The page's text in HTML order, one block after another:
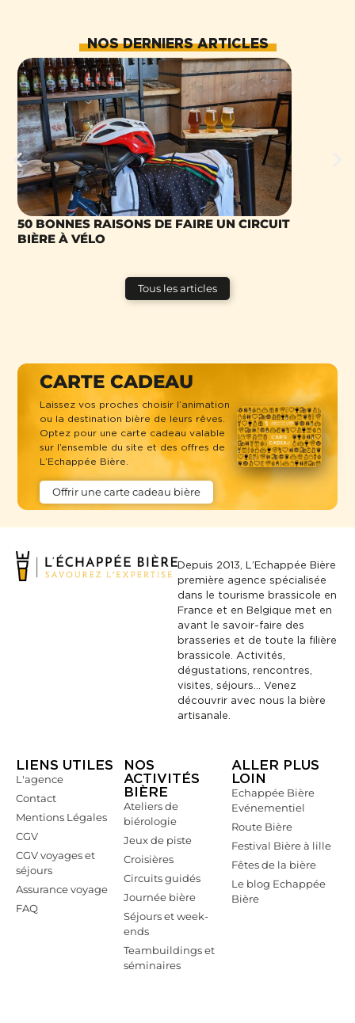
NOS DERNIERS ARTICLES
50 BONNES RAISONS DE FAIRE UN CIRCUIT
BIÈRE À VÉLO
Tous les articles
CARTE CADEAU
Laissez vos proches choisir l’animation
ou la destination bière de leurs rêves.
Optez pour une carte cadeau valable
sur l’ensemble du site et des offres de
L’Echappée Bière.
Offrir une carte cadeau bière
Depuis 2013, L’Echappée Bière
première agence spécialisée
dans le tourisme brassicole en
France et en Belgique met en
avant le savoir-faire des
brasseries et de toute la filière
brassicole. Activités,
dégustations, rencontres,
visites, séjours… Venez
découvrir avec nous la bière
artisanale.
LIENS UTILES
L'agence
Contact
Mentions Légales
CGV
CGV voyages et
séjours
Assurance voyage
FAQ
NOS
ACTIVITÉS
BIÈRE
Ateliers de
biérologie
Jeux de piste
Croisières
Circuits guidés
Journée bière
Séjours et week-
ends
Teambuildings et
séminaires
ALLER PLUS
LOIN
Echappée Bière
Evénementiel
Route Bière
Festival Bière à lille
Fêtes de la bière
Le blog Echappée
Bière